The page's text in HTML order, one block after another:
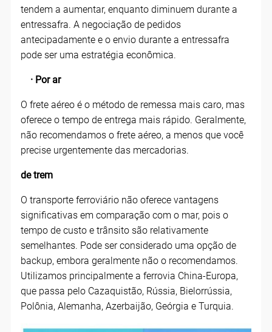
tendem a aumentar, enquanto diminuem durante a
entressafra. A negociação de pedidos
antecipadamente e o envio durante a entressafra
pode ser uma estratégia econômica.
· Por ar
O frete aéreo é o método de remessa mais caro, mas
oferece o tempo de entrega mais rápido. Geralmente,
não recomendamos o frete aéreo, a menos que você
precise urgentemente das mercadorias.
de trem
O transporte ferroviário não oferece vantagens
significativas em comparação com o mar, pois o
tempo de custo e trânsito são relativamente
semelhantes. Pode ser considerado uma opção de
backup, embora geralmente não o recomendamos.
Utilizamos principalmente a ferrovia China-Europa,
que passa pelo Cazaquistão, Rússia, Bielorrússia,
Polônia, Alemanha, Azerbaijão, Geórgia e Turquia.